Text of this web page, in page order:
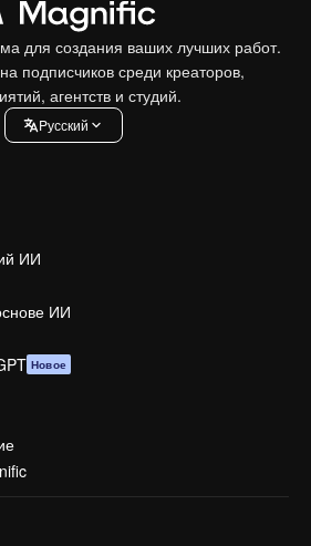
для создания ваших лучших работ.
подписчиков среди креаторов,
агентств и студий.
Pусский
ИИ
ИИ
Новое